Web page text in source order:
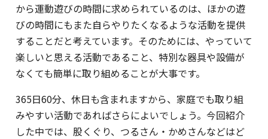
から運動遊びの時間に求められているのは、ほかの遊
びの時間にもまた自らやりたくなるような活動を提供
することだと考えています。そのためには、やっていて
楽しいと思える活動であること、特別な器具や設備が
なくても簡単に取り組めることが大事です。
365日60分、休日も含まれますから、家庭でも取り組
みやすい活動であればさらによいでしょう。今回紹介
した中では、股くぐり、つるさん・かめさんなどはど